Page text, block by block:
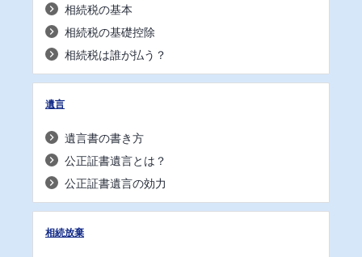
相続税の基本
相続税の基礎控除
相続税は誰が払う？
遺言
遺言書の書き方
公正証書遺言とは？
公正証書遺言の効力
相続放棄